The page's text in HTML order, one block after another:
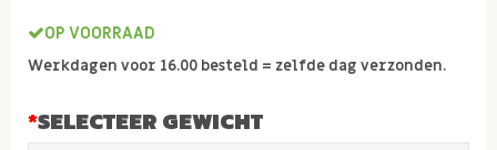
OP VOORRAAD
Werkdagen voor 16.00 besteld = zelfde dag verzonden.
SELECTEER GEWICHT